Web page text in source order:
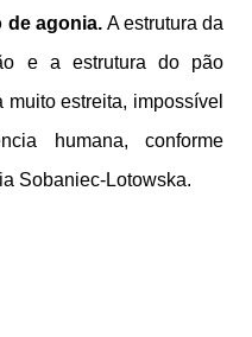
de agonia.A estrutura da
e a estrutura do pão
estreita, impossível
humana, conforme
Sobaniec-Lotowska.